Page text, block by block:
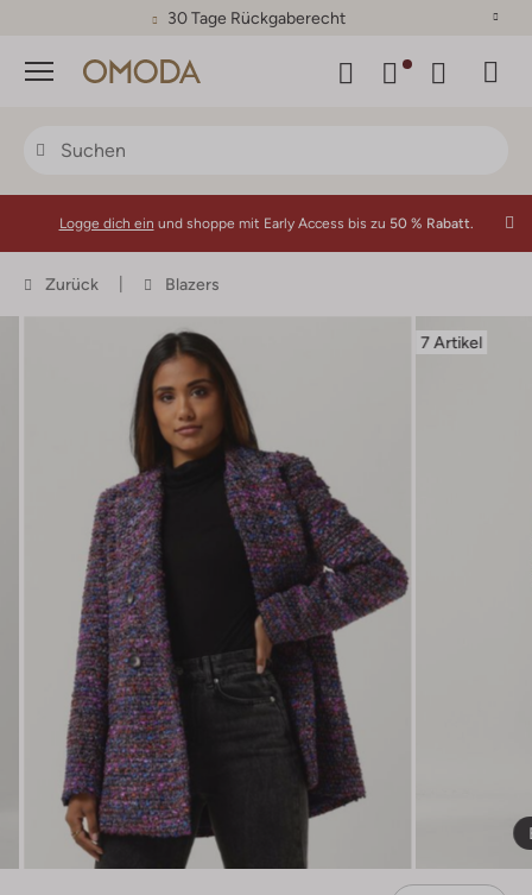
30 Tage Rückgaberecht
Menü
Logge dich ein und shoppe mit Early Access bis zu 50 % Rabatt.
Zurück Blazers
7 Artikel